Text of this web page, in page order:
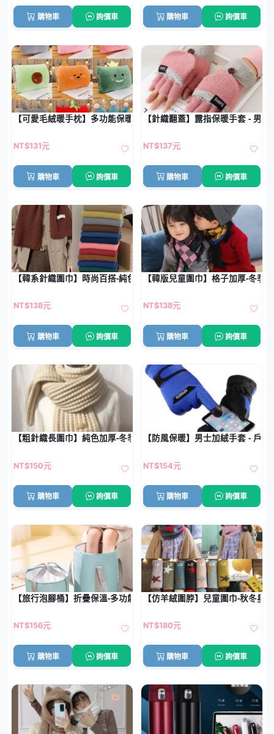
購物車 詢價車 購物車 詢價車
【可愛毛絨暖手枕】多功能保暖-午睡腰靠車枕
NT$131元
購物車 詢價車
【針織翻蓋】露指保暖手套 - 男女
NT$137元
購物車 詢價車
【韓系針織圍巾】時尚百搭-純色保暖長圍巾
NT$138元
購物車 詢價車
【韓版兒童圍巾】格子加厚-冬季
NT$138元
購物車 詢價車
【粗針織長圍巾】純色加厚-冬季保暖圍脖
NT$150元
購物車 詢價車
【防風保暖】男士加絨手套 - 戶
NT$154元
購物車 詢價車
【旅行泡腳桶】折疊保溫-多功能便攜洗臉盆水桶
NT$156元
購物車 詢價車
【仿羊絨圍脖】兒童圍巾-秋冬星
NT$180元
購物車 詢價車